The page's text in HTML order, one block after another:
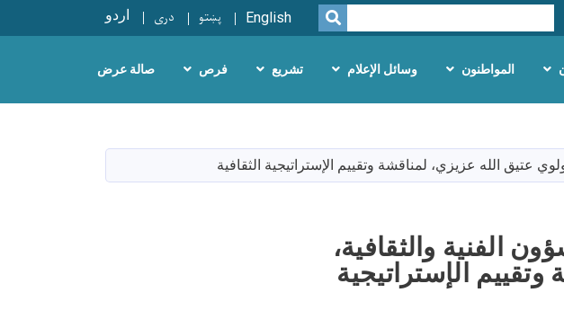
Twitter
SEARCH
English پښتو دری اردو
المواطنون وسائل الإعلام تشريع فرص صالة عرض
عتيق الله عزيزي، لمناقشة وتقييم الإستراتيجية الثقافية
الفنية والثقافية،
الإستراتيجية